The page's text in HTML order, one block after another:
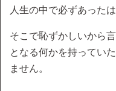
人生の中で必ずあったは
そこで恥ずかしいから
となる何かを持ってい
ません。